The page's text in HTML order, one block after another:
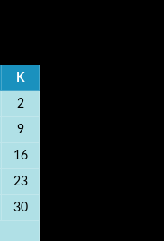
Κ
2
9
16
23
30